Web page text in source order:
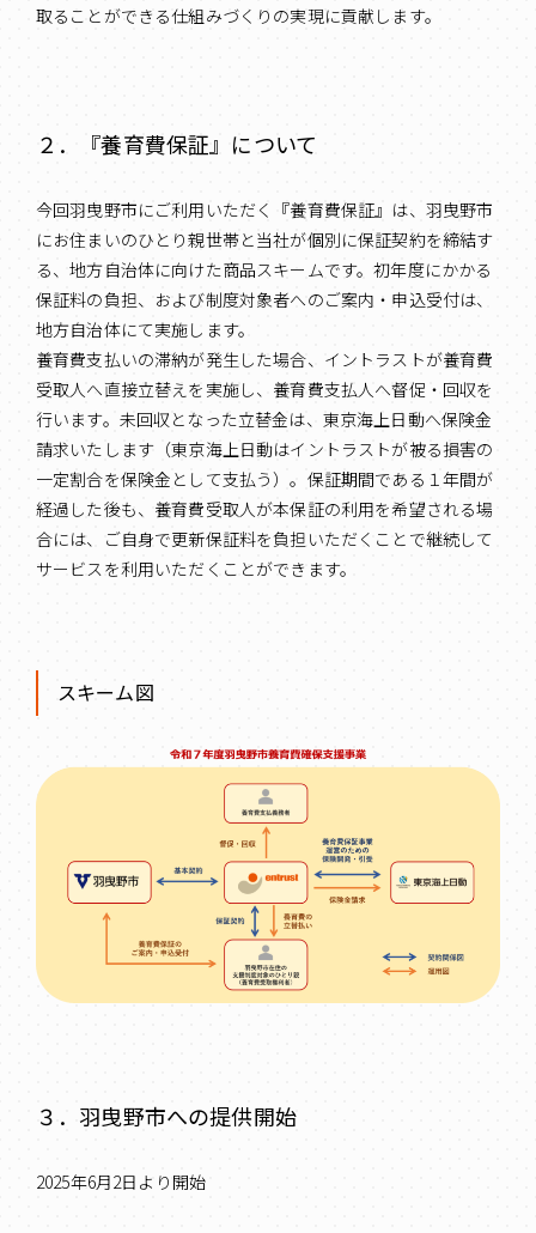
取ることができる仕組みづくりの実現に貢献します。
２．『養育費保証』について
今回羽曳野市にご利用いただく『養育費保証』は、羽曳野市
にお住まいのひとり親世帯と当社が個別に保証契約を締結す
る、地方自治体に向けた商品スキームです。初年度にかかる
保証料の負担、および制度対象者へのご案内・申込受付は、
地方自治体にて実施します。
養育費支払いの滞納が発生した場合、イントラストが養育費
受取人へ直接立替えを実施し、養育費支払人へ督促・回収を
行います。未回収となった立替金は、東京海上日動へ保険金
請求いたします（東京海上日動はイントラストが被る損害の
一定割合を保険金として支払う）。保証期間である１年間が
経過した後も、養育費受取人が本保証の利用を希望される場
合には、ご自身で更新保証料を負担いただくことで継続して
サービスを利用いただくことができます。
スキーム図
３．羽曳野市への提供開始
2025年6月2日より開始